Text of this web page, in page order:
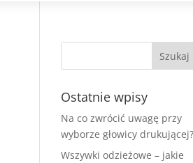
Ostatnie wpisy
Na co zwrócić uwagę przy
wyborze głowicy drukującej?
Wszywki odzieżowe – jakie